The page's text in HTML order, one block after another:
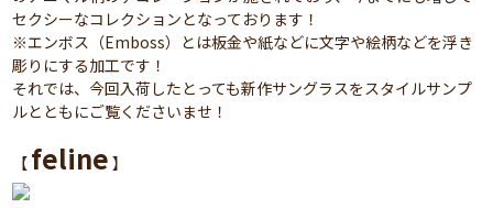
セクシーなコレクションとなっております！
※エンボス（Emboss）とは板金や紙などに文字や絵柄などを浮き
彫りにする加工です！
それでは、今回入荷したとっても新作サングラスをスタイルサンプ
ルとともにご覧くださいませ！
【 feline 】